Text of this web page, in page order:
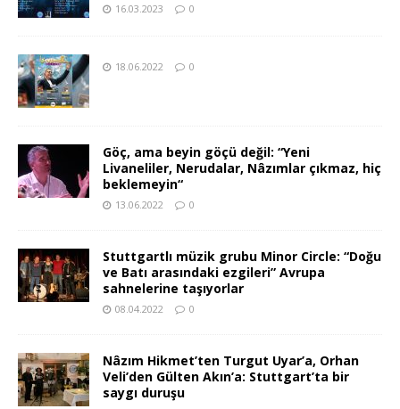
16.03.2023 0
18.06.2022 0
Göç, ama beyin göçü değil: “Yeni
Livaneliler, Nerudalar, Nâzımlar çıkmaz, hiç
beklemeyin“
13.06.2022 0
Stuttgartlı müzik grubu Minor Circle: “Doğu
ve Batı arasındaki ezgileri” Avrupa
sahnelerine taşıyorlar
08.04.2022 0
Nâzım Hikmet’ten Turgut Uyar’a, Orhan
Veli’den Gülten Akın’a: Stuttgart’ta bir
saygı duruşu